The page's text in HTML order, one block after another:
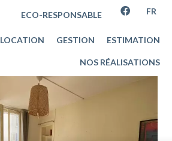
ECO-RESPONSABLE FR
LOCATION GESTION ESTIMATION
NOS RÉALISATIONS